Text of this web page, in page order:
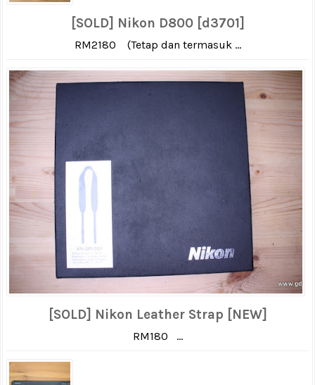
[SOLD] Nikon D800 [d3701]
RM2180 (Tetap dan termasuk ...
[SOLD] Nikon Leather Strap [NEW]
RM180 ...